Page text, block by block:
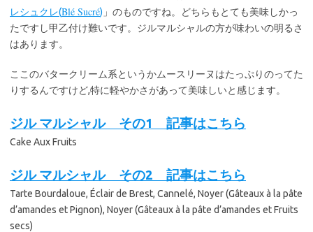
レシュクレ(Blé Sucré) 」のものですね。どちらもとても美味しかっ
たですし甲乙付け難いです。ジルマルシャルの方が味わいの明るさ
はあります。
ここのバタークリーム系というかムースリーヌはたっぷりのってた
りするんですけど,特に軽やかさがあって美味しいと感じます。
ジル マルシャル その1 記事はこちら
Cake Aux Fruits
ジル マルシャル その2 記事はこちら
Tarte Bourdaloue, Éclair de Brest, Cannelé, Noyer (Gâteaux à la pâte
d’amandes et Pignon), Noyer (Gâteaux à la pâte d’amandes et Fruits
secs)